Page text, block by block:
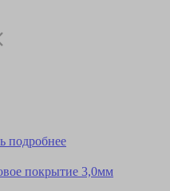
подробнее